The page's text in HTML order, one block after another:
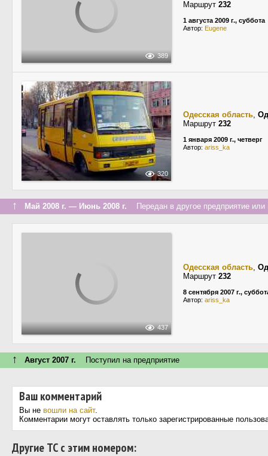
389
Маршрут 232
1 августа 2009 г., суббота
Автор: Eugene
320
Одесская область,
Маршрут 232
1 января 2009 г., четверг
Автор: ariss_ka
↑ Май 2008 г. — Июнь 2008 г. Передан в другое предприятие или
437
Одесская область,
Маршрут 232
8 сентября 2007 г.,
Автор: ariss_ka
↑ Август 2007 г. Поступил на предприятие
Ваш комментарий
Вы не вошли на сайт.
Комментарии могут оставлять только зарегистрированные
Другие ТС с этим номером: